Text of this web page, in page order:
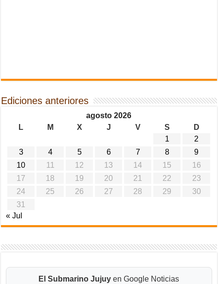
Ediciones anteriores
agosto 2026
L
M X J V S
D
1
2
3
4 5 6 7 8
9
10
11 12 13 14 15
16
17
18 19 20 21 22
23
24
25 26 27 28 29
30
31
« Jul
El Submarino Jujuy en Google Noticias